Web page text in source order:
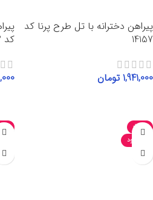
پیراهن دخترانه با تل طرح پرنا کد
14157
1,941,000 تومان
کد 141522
-35%
ناموجود